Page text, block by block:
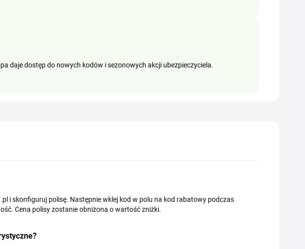
daje dostęp do nowych kodów i sezonowych akcji ubezpieczyciela.
i skonfiguruj polisę. Następnie wklej kod w polu na kod rabatowy podczas
Cena polisy zostanie obniżona o wartość zniżki.